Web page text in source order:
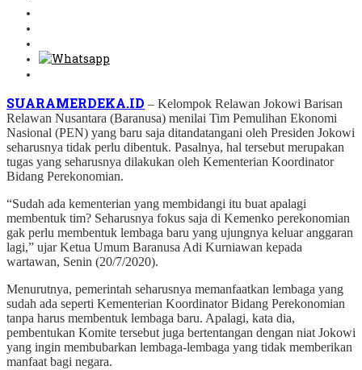
SUARAMERDEKA.ID – Kelompok Relawan Jokowi Barisan
Relawan Nusantara (Baranusa) menilai Tim Pemulihan Ekonomi
Nasional (PEN) yang baru saja ditandatangani oleh Presiden Jokowi
seharusnya tidak perlu dibentuk. Pasalnya, hal tersebut merupakan
tugas yang seharusnya dilakukan oleh Kementerian Koordinator
Bidang Perekonomian.
“Sudah ada kementerian yang membidangi itu buat apalagi
membentuk tim? Seharusnya fokus saja di Kemenko perekonomian
gak perlu membentuk lembaga baru yang ujungnya keluar anggaran
lagi,” ujar Ketua Umum Baranusa Adi Kurniawan kepada
wartawan, Senin (20/7/2020).
Menurutnya, pemerintah seharusnya memanfaatkan lembaga yang
sudah ada seperti Kementerian Koordinator Bidang Perekonomian
tanpa harus membentuk lembaga baru. Apalagi, kata dia,
pembentukan Komite tersebut juga bertentangan dengan niat Jokowi
yang ingin membubarkan lembaga-lembaga yang tidak memberikan
manfaat bagi negara.